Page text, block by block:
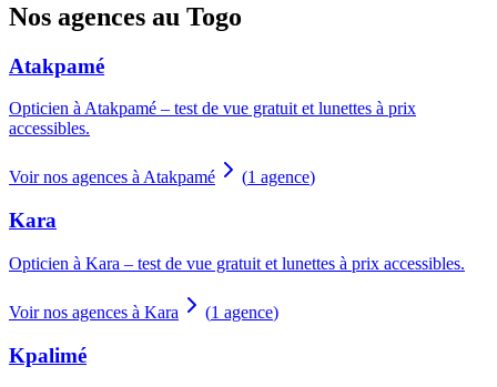
Nos agences au Togo
Atakpamé
Opticien à Atakpamé – test de vue gratuit et lunettes à prix
accessibles.
Voir nos agences à Atakpamé (1 agence)
Kara
Opticien à Kara – test de vue gratuit et lunettes à prix accessibles.
Voir nos agences à Kara (1 agence)
Kpalimé